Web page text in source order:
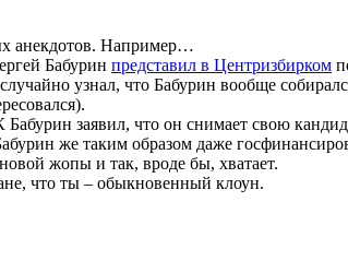
анекдотов. Например…
Бабурин представил в Центризбирком
узнал, что Бабурин вообще
заявил, что он снимает свою
же таким образом даже
жопы и так, вроде бы, хватает.
что ты – обыкновенный клоун.